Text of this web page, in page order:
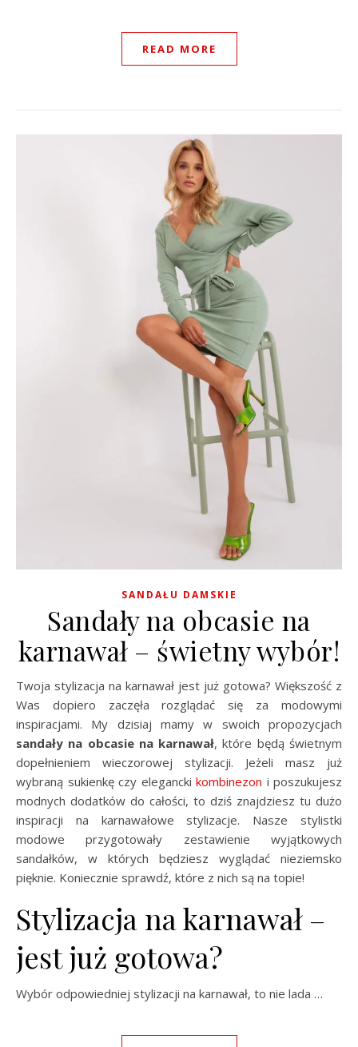
READ MORE
SANDAŁU DAMSKIE
Sandały na obcasie na
karnawał – świetny wybór!
Twoja stylizacja na karnawał jest już gotowa? Większość z
Was dopiero zaczęła rozglądać się za modowymi
inspiracjami. My dzisiaj mamy w swoich propozycjach
sandały na obcasie na karnawał, które będą świetnym
dopełnieniem wieczorowej stylizacji. Jeżeli masz już
wybraną sukienkę czy elegancki kombinezon i poszukujesz
modnych dodatków do całości, to dziś znajdziesz tu dużo
inspiracji na karnawałowe stylizacje. Nasze stylistki
modowe przygotowały zestawienie wyjątkowych
sandałków, w których będziesz wyglądać nieziemsko
pięknie. Koniecznie sprawdź, które z nich są na topie!
Stylizacja na karnawał –
jest już gotowa?
Wybór odpowiedniej stylizacji na karnawał, to nie lada …